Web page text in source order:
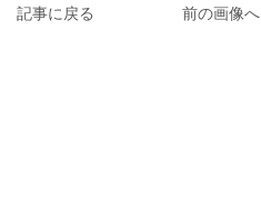
記事に戻る 前の画像へ